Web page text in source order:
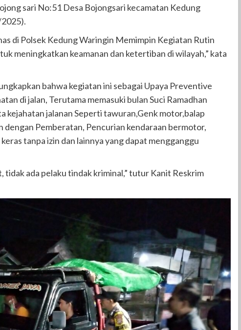
sari No:51 Desa Bojongsari kecamatan Kedung
di Polsek Kedung Waringin Memimpin Kegiatan Rutin
meningkatkan keamanan dan ketertiban di wilayah,” kata
bahwa kegiatan ini sebagai Upaya Preventive
di jalan, Terutama memasuki bulan Suci Ramadhan
kejahatan jalanan Seperti tawuran,Genk motor,balap
dengan Pemberatan, Pencurian kendaraan bermotor,
tanpa izin dan lainnya yang dapat mengganggu
tidak ada pelaku tindak kriminal,” tutur Kanit Reskrim